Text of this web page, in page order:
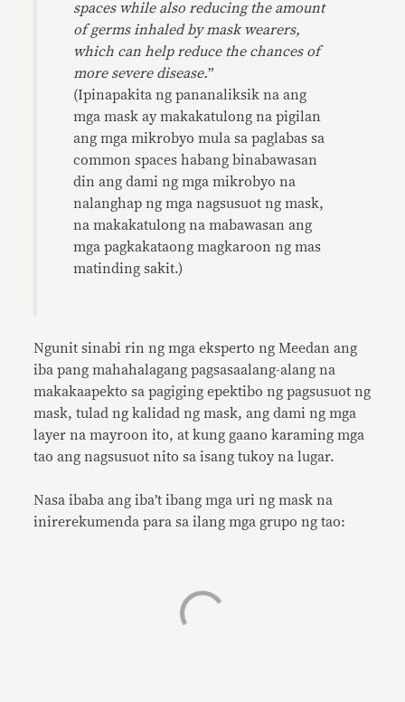
spaces while also reducing the amount
of germs inhaled by mask wearers,
which can help reduce the chances of
more severe disease.”
(Ipinapakita ng pananaliksik na ang
mga mask ay makakatulong na pigilan
ang mga mikrobyo mula sa paglabas sa
common spaces habang binabawasan
din ang dami ng mga mikrobyo na
nalanghap ng mga nagsusuot ng mask,
na makakatulong na mabawasan ang
mga pagkakataong magkaroon ng mas
matinding sakit.)
Ngunit sinabi rin ng mga eksperto ng Meedan ang
iba pang mahahalagang pagsasaalang-alang na
makakaapekto sa pagiging epektibo ng pagsusuot ng
mask, tulad ng kalidad ng mask, ang dami ng mga
layer na mayroon ito, at kung gaano karaming mga
tao ang nagsusuot nito sa isang tukoy na lugar.
Nasa ibaba ang iba’t ibang mga uri ng mask na
inirerekumenda para sa ilang mga grupo ng tao: